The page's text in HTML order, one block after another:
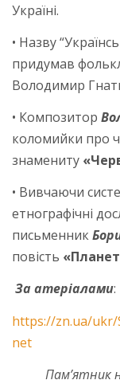
Україні.
• Назву
придумав
Володимир
• Композитор
коломийки про
знамениту
• Вивчаючи
етнографічні
письменник
повість
За атеріалами:
https://zn.ua/ukr/
net
Пам’ятник